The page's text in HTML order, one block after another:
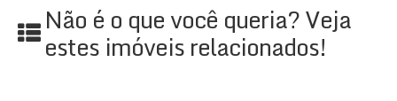
Não é o que você queria? Veja
estes imóveis relacionados!